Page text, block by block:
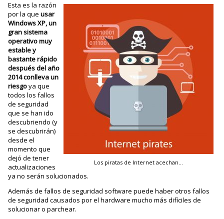
Los piratas de Internet acechan…
Esta es la razón
por la queusar
Windows XP, un
gran sistema
operativo muy
estable y
bastante rápido
después del año
2014 conlleva un
riesgoya que
todos los fallos
de seguridad
que se han ido
descubriendo (y
se descubrirán)
desde el
momento que
dejó de tener
actualizaciones
ya no serán solucionados.
Además de fallos de seguridad software puede haber otros fallos
de seguridad causados por el hardware mucho más difíciles de
solucionar o parchear.